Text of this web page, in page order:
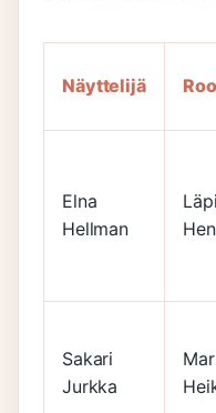
Näyttelijä
Elna
Hellman
Sakari
Jurkka